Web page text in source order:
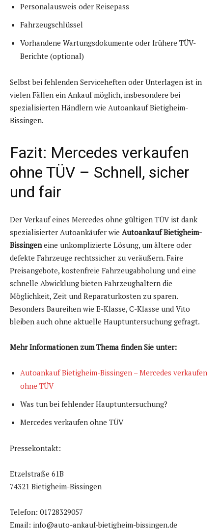
Personalausweis oder Reisepass
Fahrzeugschlüssel
Vorhandene Wartungsdokumente oder frühere TÜV-
Berichte (optional)
Selbst bei fehlenden Serviceheften oder Unterlagen ist in
vielen Fällen ein Ankauf möglich, insbesondere bei
spezialisierten Händlern wie Autoankauf Bietigheim-
Bissingen.
Fazit: Mercedes verkaufen
ohne TÜV – Schnell, sicher
und fair
Der Verkauf eines Mercedes ohne gültigen TÜV ist dank
spezialisierter Autoankäufer wie Autoankauf Bietigheim-
Bissingeneine unkomplizierte Lösung, um ältere oder
defekte Fahrzeuge rechtssicher zu veräußern. Faire
Preisangebote, kostenfreie Fahrzeugabholung und eine
schnelle Abwicklung bieten Fahrzeughaltern die
Möglichkeit, Zeit und Reparaturkosten zu sparen.
Besonders Baureihen wie E-Klasse, C-Klasse und Vito
bleiben auch ohne aktuelle Hauptuntersuchung gefragt.
Mehr Informationen zum Thema finden Sie unter:
Autoankauf Bietigheim-Bissingen – Mercedes verkaufen
ohne TÜV
Was tun bei fehlender Hauptuntersuchung?
Mercedes verkaufen ohne TÜV
Pressekontakt:
Etzelstraße 61B
74321 Bietigheim-Bissingen
Telefon: 01728329057
Email: info@auto-ankauf-bietigheim-bissingen.de